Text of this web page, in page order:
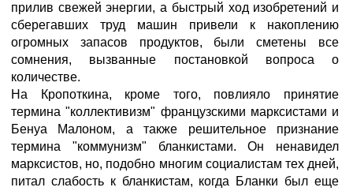
прилив свежей энергии, а быстрый ход изобретений и
сберегавших труд машин привели к накоплению
огромных запасов продуктов, были сметены все
сомнения, вызванные постановкой вопроса о
количестве.
На Кропоткина, кроме того, повлияло принятие
термина "коллективизм" французскими марксистами и
Бенуа Малоном, а также решительное признание
термина "коммунизм" бланкистами. Он ненавидел
марксистов, но, подобно многим социалистам тех дней,
питал слабость к бланкистам, когда Бланки был еще